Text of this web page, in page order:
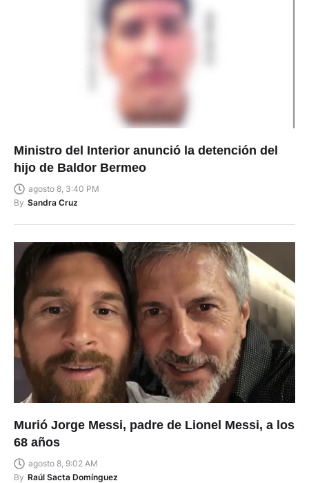
Ministro del Interior anunció la detención del
hijo de Baldor Bermeo
agosto 8, 3:40 PM
By Sandra Cruz
Murió Jorge Messi, padre de Lionel Messi, a los
68 años
agosto 8, 9:02 AM
By Raúl Sacta Domínguez